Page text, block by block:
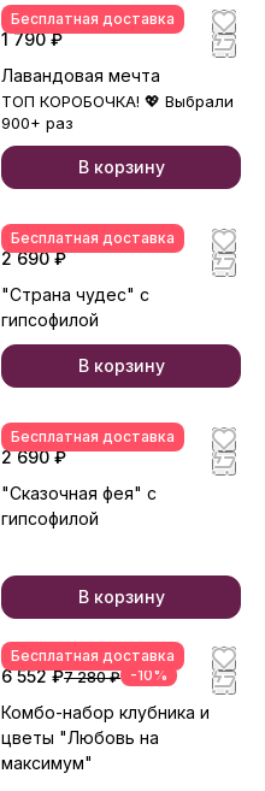
Бесплатная доставка
1 790 ₽
Лавандовая мечта
ТОП КОРОБОЧКА! 💖 Выбрали
900+ раз
В корзину
Бесплатная доставка
2 690 ₽
"Страна чудес" с
гипсофилой
В корзину
Бесплатная доставка
2 690 ₽
"Сказочная фея" с
гипсофилой
В корзину
Бесплатная доставка
6 552 ₽7 280 ₽ -10%
Комбо-набор клубника и
цветы "Любовь на
максимум"